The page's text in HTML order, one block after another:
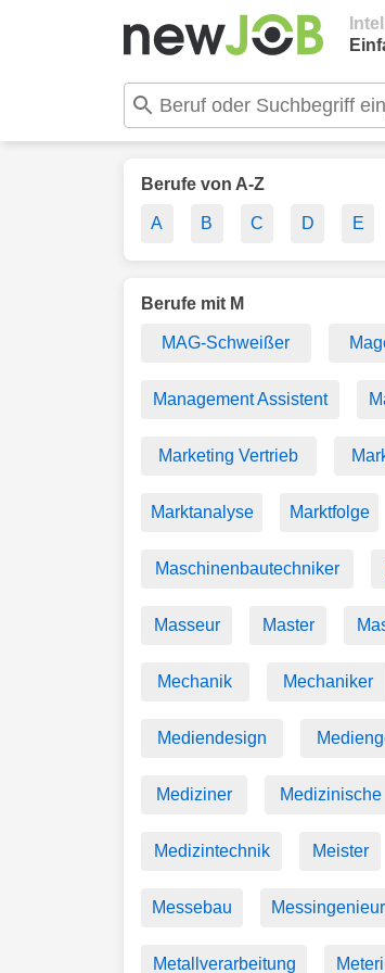
Berufe von A-Z
A B C D E
Berufe mit M
MAG-Schweißer
Management Assistent
Marketing Vertrieb
Marktanalyse Marktfolge
Maschinenbautechniker
Masseur Master
Mechanik Mechaniker
Mediendesign
Mediziner Medizinische
Medizintechnik Meister
Messebau Messingenieur
Metallverarbeitung